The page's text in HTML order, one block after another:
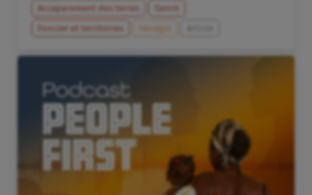
Accaparement des terres
Genre
Foncier et territoires
Sénégal